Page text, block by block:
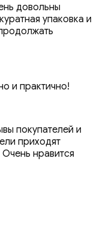
довольны
упаковка и
и практично!
покупателей и
приходят
нравится